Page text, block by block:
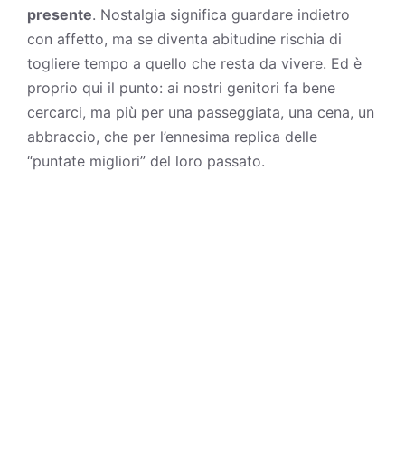
presente. Nostalgia significa guardare indietro
con affetto, ma se diventa abitudine rischia di
togliere tempo a quello che resta da vivere. Ed è
proprio qui il punto: ai nostri genitori fa bene
cercarci, ma più per una passeggiata, una cena, un
abbraccio, che per l’ennesima replica delle
“puntate migliori” del loro passato.